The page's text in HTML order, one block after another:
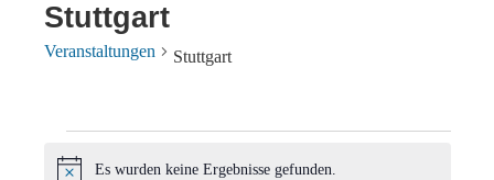
Stuttgart
Veranstaltungen Stuttgart
Veranstaltungen
Es wurden keine Ergebnisse gefunden.